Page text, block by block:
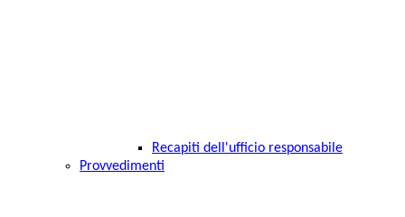
Recapiti dell'ufficio responsabile
Provvedimenti